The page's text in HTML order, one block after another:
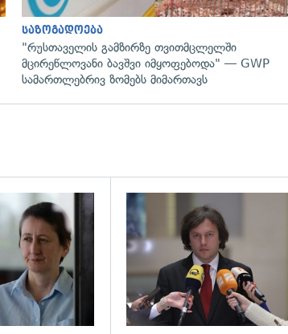
საზოგადოება
"რუსთაველის გამზირზე თვითმცლელში
მცირეწლოვანი ბავშვი იმყოფებოდა" — GWP
სამართლებრივ ზომებს მიმართავს
გადახედვა